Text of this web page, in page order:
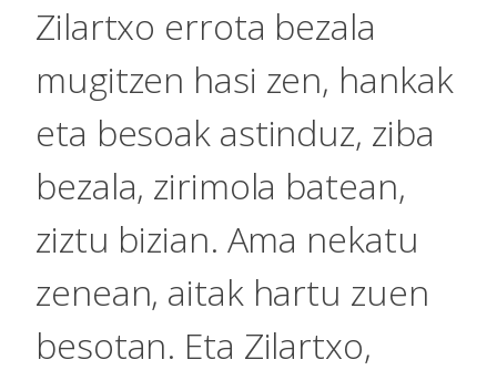
Zilartxo errota bezala
mugitzen hasi zen, hankak
eta besoak astinduz, ziba
bezala, zirimola batean,
ziztu bizian. Ama nekatu
zenean, aitak hartu zuen
besotan. Eta Zilartxo,